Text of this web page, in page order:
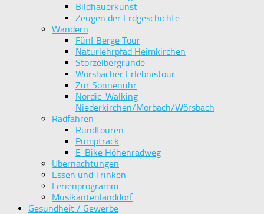
Bildhauerkunst
Zeugen der Erdgeschichte
Wandern
Fünf Berge Tour
Naturlehrpfad Heimkirchen
Störzelbergrunde
Wörsbacher Erlebnistour
Zur Sonnenuhr
Nordic-Walking
Niederkirchen/Morbach/Wörsbach
Radfahren
Rundtouren
Pumptrack
E-Bike Höhenradweg
Übernachtungen
Essen und Trinken
Ferienprogramm
Musikantenlanddorf
Gesundheit / Gewerbe